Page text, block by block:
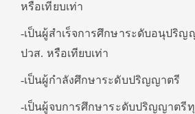
หรือเทียบเท่า
-เป็นผู้สำเร็จการศึกษาระดับอนุปริญ
ปวส. หรือเทียบเท่า
-เป็นผู้กำลังศึกษาระดับปริญญาตรี
-เป็นผู้จบการศึกษาระดับปริญญาตรี